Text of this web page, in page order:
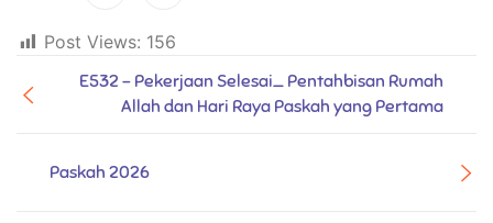
Post Views: 156
Paskah 2026
E532 - Pekerjaan Selesai_ Pentahbisan Rumah
Allah dan Hari Raya Paskah yang Pertama